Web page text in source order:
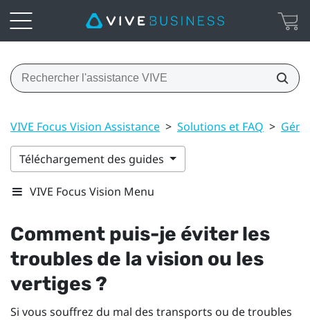
VIVE Focus Vision Assistance > Solutions et FAQ >
Téléchargement des guides
VIVE Focus Vision Menu
Comment puis-je éviter les
troubles de la vision ou les
vertiges ?
Si vous souffrez du mal des transports ou de troubles